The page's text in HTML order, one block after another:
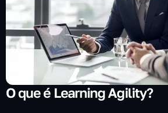
O que é Learning Agility?